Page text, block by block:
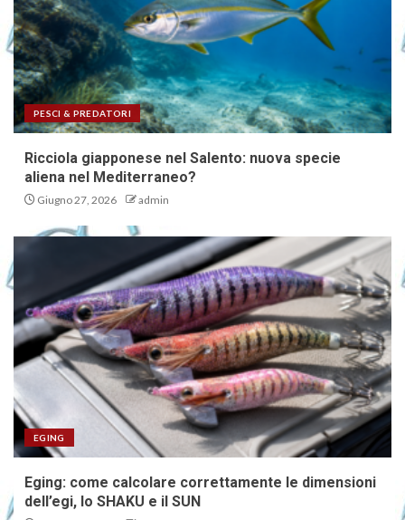
PESCI & PREDATORI
Ricciola giapponese nel Salento: nuova specie
aliena nel Mediterraneo?
Giugno 27, 2026 admin
EGING
Eging: come calcolare correttamente le dimensioni
dell’egi, lo SHAKU e il SUN